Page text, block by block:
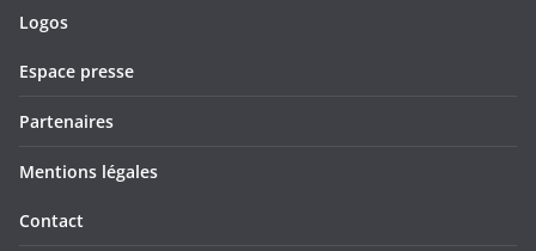
Logos
Espace presse
Partenaires
Mentions légales
Contact